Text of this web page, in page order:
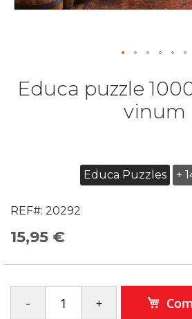
Educa puzzle
vinum
Educa Puzzles +
REF#: 20292
15,95 €